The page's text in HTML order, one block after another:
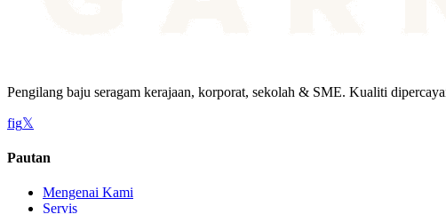
Pengilang baju seragam kerajaan, korporat, sekolah & SME. Kualiti
fig𝕏
Pautan
Mengenai Kami
Servis